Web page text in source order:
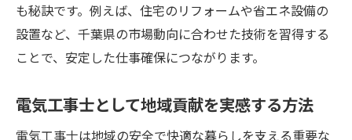
電気工事士として役職昇進を目指すポイン
ト
キャリアパスを描く電気工事士の戦略的思
電気工事士のやりがいと千葉県での可能性
も秘訣です。例えば、住宅のリフォームや省エネ設備の
設置など、千葉県の市場動向に合わせた技術を習得する
ことで、安定した仕事確保につながります。
電気工事士として地域貢献を実感する方法
電気工事士は地域の安全で快適な暮らしを支える重要な